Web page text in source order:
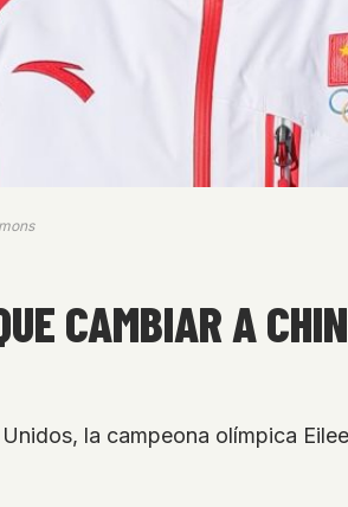
CAMBIAR A
la campeona olímpica